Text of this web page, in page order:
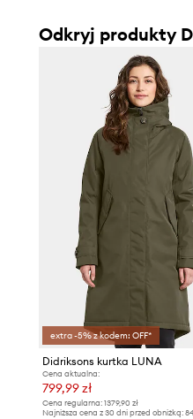
Odkryj produkty
extra -5% z kodem: OFF*
Didriksons kurtka LUNA
Cena aktualna:
799,99 zł
Cena regularna: 1379,90 zł
Najniższa cena z 30 dni przed obniżką: